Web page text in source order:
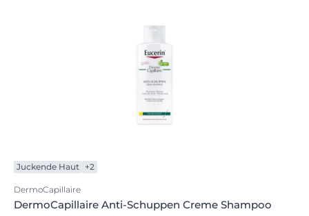
Juckende Haut +2
DermoCapillaire
DermoCapillaire Anti-Schuppen Creme Shampoo